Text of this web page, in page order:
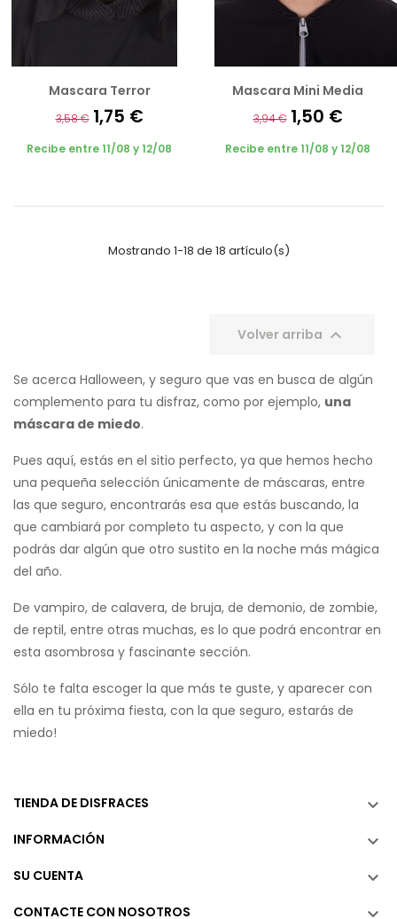
Mascara Terror
3,58 € 1,75 €
Recibe entre 11/08 y 12/08
Mascara Mini Media
3,94 € 1,50 €
Recibe entre 11/08 y 12/08
Mostrando 1-18 de 18 artículo(s)
Volver arriba 
Se acerca Halloween, y seguro que vas en busca de algún
complemento para tu disfraz, como por ejemplo, una
máscara de miedo.
Pues aquí, estás en el sitio perfecto, ya que hemos hecho
una pequeña selección únicamente de máscaras, entre
las que seguro, encontrarás esa que estás buscando, la
que cambiará por completo tu aspecto, y con la que
podrás dar algún que otro sustito en la noche más mágica
del año.
De vampiro, de calavera, de bruja, de demonio, de zombie,
de reptil, entre otras muchas, es lo que podrá encontrar en
esta asombrosa y fascinante sección.
Sólo te falta escoger la que más te guste, y aparecer con
ella en tu próxima fiesta, con la que seguro, estarás de
miedo!
TIENDA DE DISFRACES 
INFORMACIÓN 
SU CUENTA 
CONTACTE CON NOSOTROS 